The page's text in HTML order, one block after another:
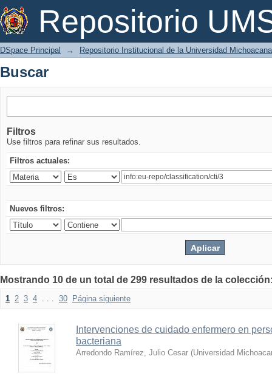
Repositorio
Buscar
DSpace Principal → Repositorio Institucional de la Universidad
Buscar
Filtros
Use filtros para refinar sus resultados.
Filtros actuales:
Nuevos filtros:
Mostrando 10 de un total de 299 resultados de la
1 2 3 4 . . . 30 Página siguiente
Intervenciones de cuidado enfermero en
bacteriana
Arredondo Ramírez, Julio Cesar (Universidad